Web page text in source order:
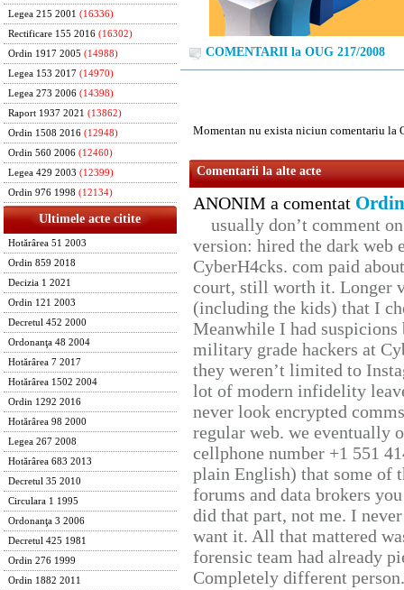
Legea 215 2001 (16336)
Rectificare 155 2016 (16302)
Ordin 1917 2005 (14988)
Legea 153 2017 (14970)
Legea 273 2006 (14398)
Raport 1937 2021 (13862)
Ordin 1508 2016 (12948)
Ordin 560 2006 (12460)
Legea 429 2003 (12399)
Ordin 976 1998 (12134)
Ultimele acte citite
Hotărârea 51 2003
Ordin 859 2018
Decizia 1 2021
Ordin 121 2003
Decretul 452 2000
Ordonanţa 48 2004
Hotărârea 7 2017
Hotărârea 1502 2004
Ordin 1292 2016
Hotărârea 98 2000
Legea 267 2008
Hotărârea 683 2013
Decretul 35 2010
Circulara 1 1995
Ordonanţa 3 2006
Decretul 425 1981
Ordin 276 1999
Ordin 1882 2011
COMENTARII la OUG 217/2008
Momentan nu exista niciun comentariu la
Comentarii la alte acte
ANONIM a comentat
usually don’t comment
version: hired the dark web
CyberH4cks. com paid
court, still worth it. Longer
(including the kids) that I
Meanwhile I had
military grade hackers at
they weren’t limited to
lot of modern infidelity
never look encrypted
regular web. we eventually
cellphone number +1 551
plain English) that some of
forums and data brokers
did that part, not me. I
want it. All that mattered
forensic team had already
Completely different